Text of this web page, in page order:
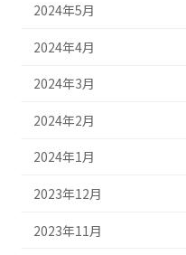
2024年5月
2024年4月
2024年3月
2024年2月
2024年1月
2023年12月
2023年11月